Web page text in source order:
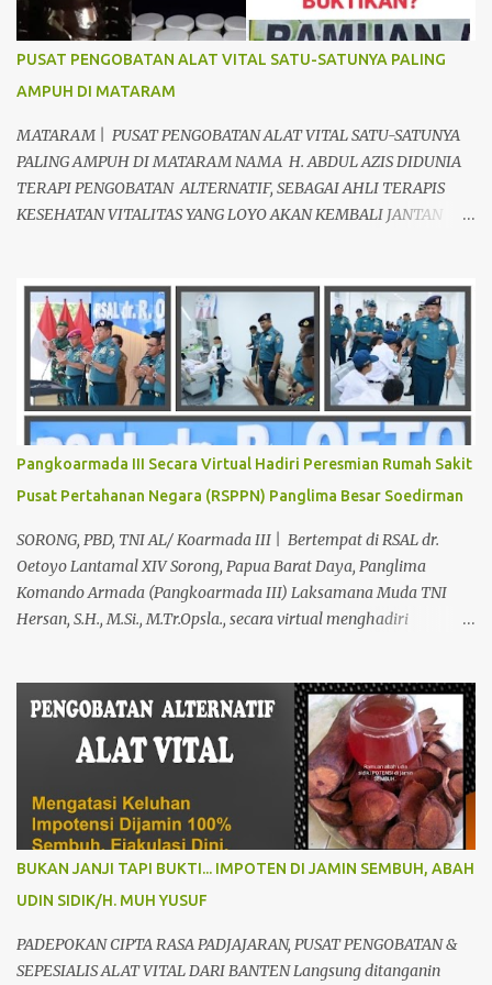
PUSAT PENGOBATAN ALAT VITAL SATU-SATUNYA PALING
AMPUH DI MATARAM
MATARAM | PUSAT PENGOBATAN ALAT VITAL SATU-SATUNYA
PALING AMPUH DI MATARAM NAMA H. ABDUL AZIS DIDUNIA
TERAPI PENGOBATAN ALTERNATIF, SEBAGAI AHLI TERAPIS
KESEHATAN VITALITAS YANG LOYO AKAN KEMBALI JANTAN
Prakteknya Yang sudah menyebar diseluruh daerah di Indonesia
Sangat Dibutuhkan di Mata Warga Membuat Pengobatan
Keperkasaan Pria, H. Abdul Azis sangat direkomendasikan. ANDA
INGIN MENCARI PENGOBATAN KEPERKASAAN Paling Ampuh Di
Kota Terdekat Di Mataram,? Kami Solusinya Jituh Ampuh , Tepat
Serta Dengan Waktu Yang Cepat Untuk Menyembuhkan Berbagai
keluhan Alat Vital Yang Anda Derita Atau Kurang Percaya Diri.
Pilih Salah Satu Keahlian Nya Sebab Pengobatan TRADISIONAL
Kami Memberikan Solusi Untuk Keharmonisan Rumah Tangga
Yang Benar-benar Manjur Khasiatnya, Dan Bertanggung Jawab
Serta Bergaransi.? Kali ini, H. Abdul Azis Hadir Di Pro...
Pangkoarmada III Secara Virtual Hadiri Peresmian Rumah Sakit
Pusat Pertahanan Negara (RSPPN) Panglima Besar Soedirman
SORONG, PBD, TNI AL/ Koarmada III | Bertempat di RSAL dr.
Oetoyo Lantamal XIV Sorong, Papua Barat Daya, Panglima
Komando Armada (Pangkoarmada III) Laksamana Muda TNI
Hersan, S.H., M.Si., M.Tr.Opsla., secara virtual menghadiri
tersebar di seluruh Indonesia, oleh Presiden Republik Indonesia Ir.
H. Jokowi Widodo yang didampingi Menteri Pertahanan RI
Prabowo Subianto, adapun peresmian tersebut diselenggarakan di
RSPPN, Jl. RC. Veteran Raya No.178, Bintaro, Kec. Pesanggrahan,
Kota Jakarta Selatan. Senin (19/02/24). Presiden Republik
Indonesia sangat menghargai dan mengapresiasi pembangunan
Rumah Sakit Pusat Pertahanan Negara Panglima Besar Sudirman
dan 25 Rumah Sakit TNI termasuk RSAL dr. Oetoyo Lantamal XIV
Sorong, yang diinisiasi oleh Kementerian Pertahanan, dan
mengharapkan dengan fasilitas dan peralatan yang sangat
modern, RSPPN Panglima Sudirman dapat menjadi rujukan bagi
BUKAN JANJI TAPI BUKTI... IMPOTEN DI JAMIN SEMBUH, ABAH
UDIN SIDIK/H. MUH YUSUF
PADEPOKAN CIPTA RASA PADJAJARAN, PUSAT PENGOBATAN &
SEPESIALIS ALAT VITAL DARI BANTEN Langsung ditanganin